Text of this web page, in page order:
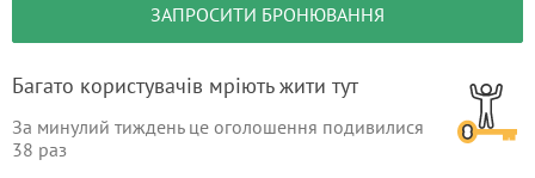
ЗАПРОСИТИ БРОНЮВАННЯ
Багато користувачів мріють жити тут
За минулий тиждень це оголошення подивилися
38 раз